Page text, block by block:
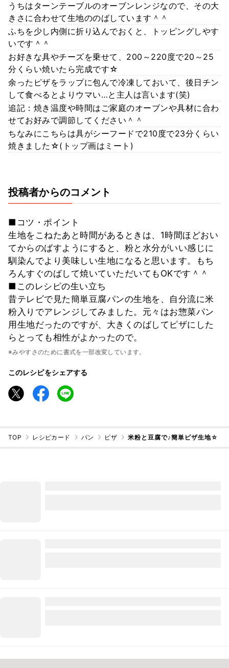
うちはターンテーブルのオーブンレンジなので、その大
きさに合わせて生地ののばしています＾＾
ふちを少し内側に折り込んでおくと、トッピングしやす
いです＾＾
お好きな具やチーズを乗せて、200～220度で20～25
分くらい焼いたら完成です☆
余ったピザをラップに包んで冷凍しておいて、後日チン
して食べるとよりウマい…と主人は言います(笑)
追記：焼き温度や時間はご家庭のオーブンや具材に合わ
せてお好みで調節してください＾＾
ちなみにこちらは具がシーフードで210度で23分くらい
焼きました☆(トップ画はミート)
投稿者からのコメント
■コツ・ポイント
生地をこねたあと時間があるときは、1時間ほどおい
てからのばすようにすると、粉と水分がいい感じに
馴染んでより美味しい生地になると思います。もち
ろんすぐのばして焼いていただいてもOKです＾＾
■このレシピの生い立ち
昔テレビで見た簡単豆腐パンの生地を、自分流に米
粉入りでアレンジしてみました。元々はお惣菜パン
用生地だったのですが、大きくのばしてピザにした
らとっても相性がよかったので。
※みやすさのために書式を一部改変しています。
このレシピをシェアする
TOP レシピカード パン ピザ 米粉と豆腐で♪簡単ピザ生地☆